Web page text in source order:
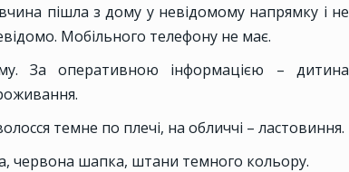
пішла з дому у невідомому напрямку і не
Мобільного телефону не має.
За оперативною інформацією – дитина
темне по плечі, на обличчі – ластовиння.
червона шапка, штани темного кольору.